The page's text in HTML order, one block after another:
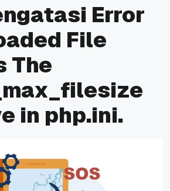
Error
File
The
in php.ini.